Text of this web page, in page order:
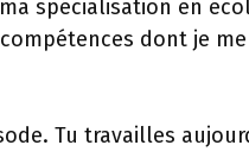
spécialisation en
dont je
Tu travailles